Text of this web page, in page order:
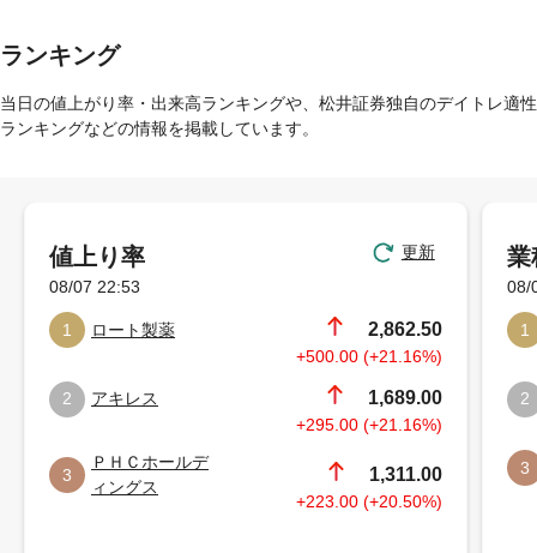
ランキング
当日の値上がり率・出来高ランキングや、松井証券独自のデイトレ適性
ランキングなどの情報を掲載しています。